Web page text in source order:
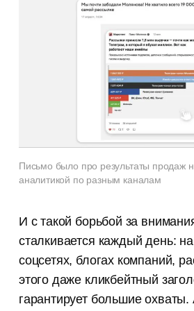
Письмо было про результаты продаж
аналитикой по разным каналам
И с такой борьбой за
сталкивается каждый день:
соцсетях, блогах компаний,
этого даже кликбейтный
гарантирует большие